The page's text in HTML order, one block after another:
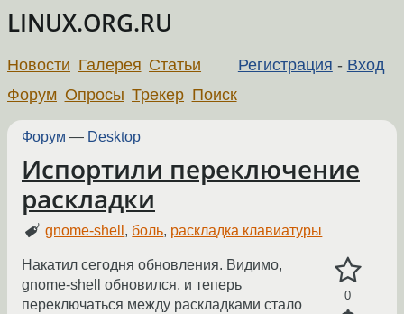
LINUX.ORG.RU
Регистрация - Вход
Новости Галерея Статьи
Форум Опросы Трекер Поиск
Форум — Desktop
Испортили переключение
раскладки
gnome-shell , боль, раскладка клавиатуры
0
Накатил сегодня обновления. Видимо,
gnome-shell обновился, и теперь
переключаться между раскладками стало